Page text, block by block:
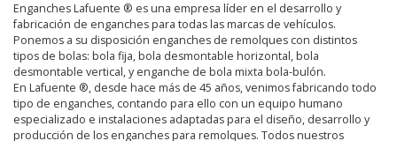
Enganches Lafuente ® es una empresa líder en el desarrollo y
fabricación de enganches para todas las marcas de vehículos.
Ponemos a su disposición enganches de remolques con distintos
tipos de bolas: bola fija, bola desmontable horizontal, bola
desmontable vertical, y enganche de bola mixta bola-bulón.
En Lafuente ®, desde hace más de 45 años, venimos fabricando todo
tipo de enganches, contando para ello con un equipo humano
especializado e instalaciones adaptadas para el diseño, desarrollo y
producción de los enganches para remolques. Todos nuestros